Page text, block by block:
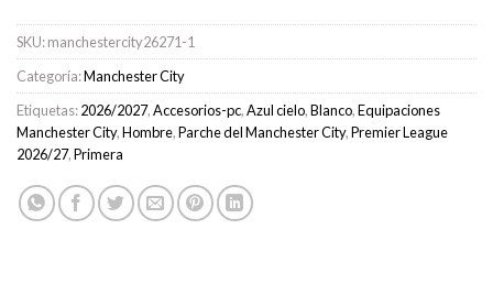
SKU:manchestercity26271-1
Categoría:Manchester City
Etiquetas:2026/2027,Accesorios-pc,Azul cielo,Blanco,Equipaciones
Manchester City,Hombre,Parche del Manchester City,Premier League
2026/27,Primera